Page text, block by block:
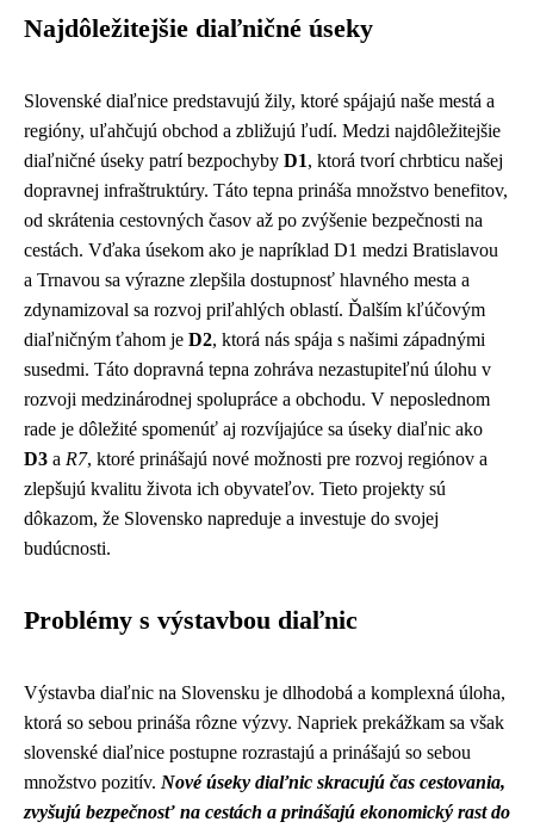
Najdôležitejšie diaľničné úseky
Slovenské diaľnice predstavujú žily, ktoré spájajú naše mestá a
regióny, uľahčujú obchod a zbližujú ľudí. Medzi najdôležitejšie
diaľničné úseky patrí bezpochyby D1, ktorá tvorí chrbticu našej
dopravnej infraštruktúry. Táto tepna prináša množstvo benefitov,
od skrátenia cestovných časov až po zvýšenie bezpečnosti na
cestách. Vďaka úsekom ako je napríklad D1 medzi Bratislavou
a Trnavou sa výrazne zlepšila dostupnosť hlavného mesta a
zdynamizoval sa rozvoj priľahlých oblastí. Ďalším kľúčovým
diaľničným ťahom je D2, ktorá nás spája s našimi západnými
susedmi. Táto dopravná tepna zohráva nezastupiteľnú úlohu v
rozvoji medzinárodnej spolupráce a obchodu. V neposlednom
rade je dôležité spomenúť aj rozvíjajúce sa úseky diaľnic ako
D3 a R7, ktoré prinášajú nové možnosti pre rozvoj regiónov a
zlepšujú kvalitu života ich obyvateľov. Tieto projekty sú
dôkazom, že Slovensko napreduje a investuje do svojej
budúcnosti.
Problémy s výstavbou diaľnic
Výstavba diaľnic na Slovensku je dlhodobá a komplexná úloha,
ktorá so sebou prináša rôzne výzvy. Napriek prekážkam sa však
slovenské diaľnice postupne rozrastajú a prinášajú so sebou
množstvo pozitív. Nové úseky diaľnic skracujú čas cestovania,
zvyšujú bezpečnosť na cestách a prinášajú ekonomický rast do